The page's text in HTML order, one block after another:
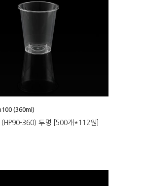
(360ml)
(HP90-360) 투명 [500개*112원]